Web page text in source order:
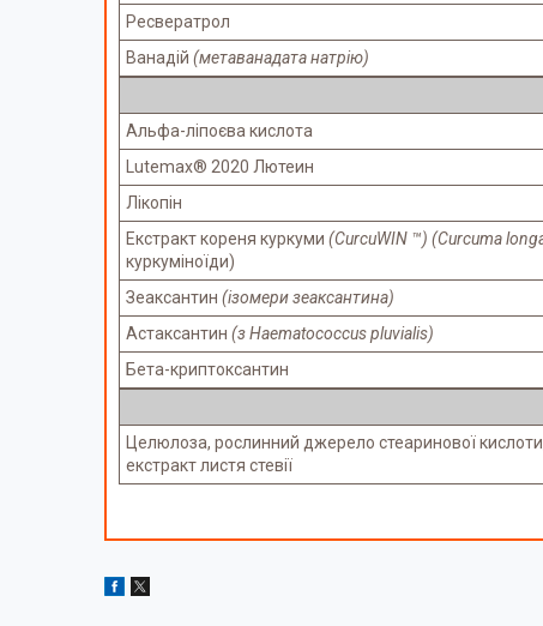
Ресвератрол
Ванадій (метаванадата натрію)
Альфа-ліпоєва кислота
Lutemax® 2020 Лютеин
Лікопін
Екстракт кореня куркуми (CurcuWIN ™) (Curcuma
куркуміноїди)
Зеаксантин (ізомери зеаксантина)
Астаксантин (з Haematococcus pluvialis)
Бета-криптоксантин
Целюлоза, рослинний джерело стеаринової
екстракт листя стевії